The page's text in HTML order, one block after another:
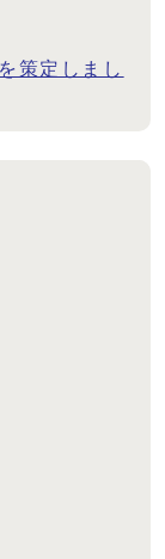
策定しまし